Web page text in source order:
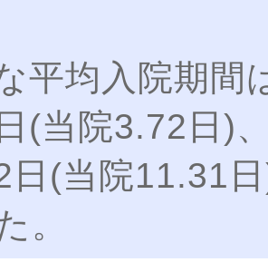
平均入院期
(当院3.72日)
(当院11.31
。